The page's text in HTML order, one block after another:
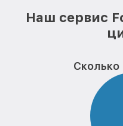
Наш сервис
Сколько